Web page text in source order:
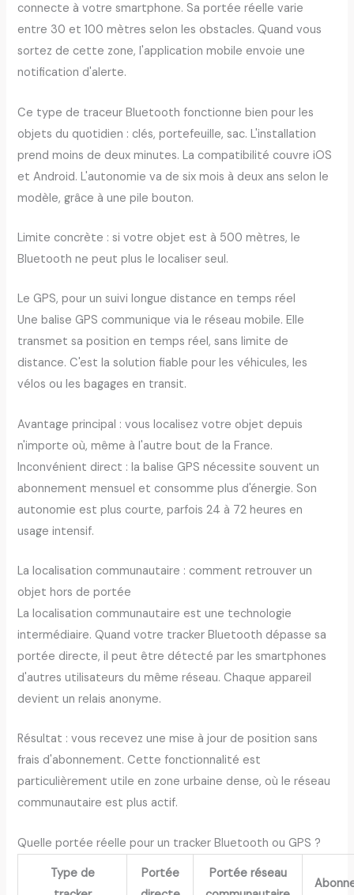
connecte à votre smartphone. Sa portée réelle varie
entre 30 et 100 mètres selon les obstacles. Quand vous
sortez de cette zone, l'application mobile envoie une
notification d'alerte.
Ce type de traceur Bluetooth fonctionne bien pour les
objets du quotidien : clés, portefeuille, sac. L'installation
prend moins de deux minutes. La compatibilité couvre iOS
et Android. L'autonomie va de six mois à deux ans selon le
modèle, grâce à une pile bouton.
Limite concrète : si votre objet est à 500 mètres, le
Bluetooth ne peut plus le localiser seul.
Le GPS, pour un suivi longue distance en temps réel
Une balise GPS communique via le réseau mobile. Elle
transmet sa position en temps réel, sans limite de
distance. C'est la solution fiable pour les véhicules, les
vélos ou les bagages en transit.
Avantage principal : vous localisez votre objet depuis
n'importe où, même à l'autre bout de la France.
Inconvénient direct : la balise GPS nécessite souvent un
abonnement mensuel et consomme plus d'énergie. Son
autonomie est plus courte, parfois 24 à 72 heures en
usage intensif.
La localisation communautaire : comment retrouver un
objet hors de portée
La localisation communautaire est une technologie
intermédiaire. Quand votre tracker Bluetooth dépasse sa
portée directe, il peut être détecté par les smartphones
d'autres utilisateurs du même réseau. Chaque appareil
devient un relais anonyme.
Résultat : vous recevez une mise à jour de position sans
frais d'abonnement. Cette fonctionnalité est
particulièrement utile en zone urbaine dense, où le réseau
communautaire est plus actif.
Quelle portée réelle pour un tracker Bluetooth ou GPS ?
Type de
Portée
Portée réseau